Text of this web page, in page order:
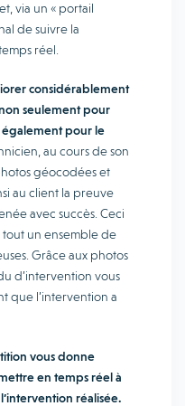
via un « portail
de suivre la
réel.
considérablement
seulement pour
également pour le
au cours de son
géocodées et
au client la preuve
avec succès. Ceci
un ensemble de
Grâce aux photos
d’intervention vous
que l’intervention a
vous donne
en temps réel à
réalisée.